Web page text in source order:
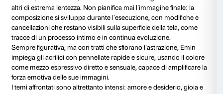
Novanta per l’ex fidanzato Carl Freedman. I neon di
combinano la sua linea distintiva, sia scritta che
talento nell’uso del linguaggio, che emerge sia nei
Emin trasforma la luce in emozione, utilizzando il
espressivo piuttosto che concettuale.
«Hai messo la tua mano / Sulla mia bocca / Ma il